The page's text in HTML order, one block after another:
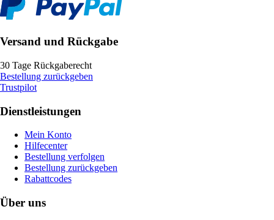
Versand und Rückgabe
30 Tage Rückgaberecht
Bestellung zurückgeben
Trustpilot
Dienstleistungen
Mein Konto
Hilfecenter
Bestellung verfolgen
Bestellung zurückgeben
Rabattcodes
Über uns